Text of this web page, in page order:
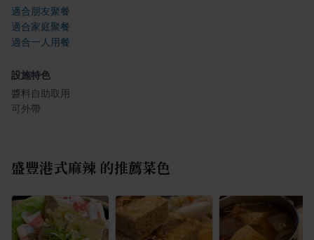
適合朋友聚餐
適合家庭聚餐
適合一人用餐
設施特色
醬料自助取用
可外帶
盛豐港式麻辣 的推薦菜色